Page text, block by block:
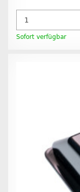
Sofort verfügbar